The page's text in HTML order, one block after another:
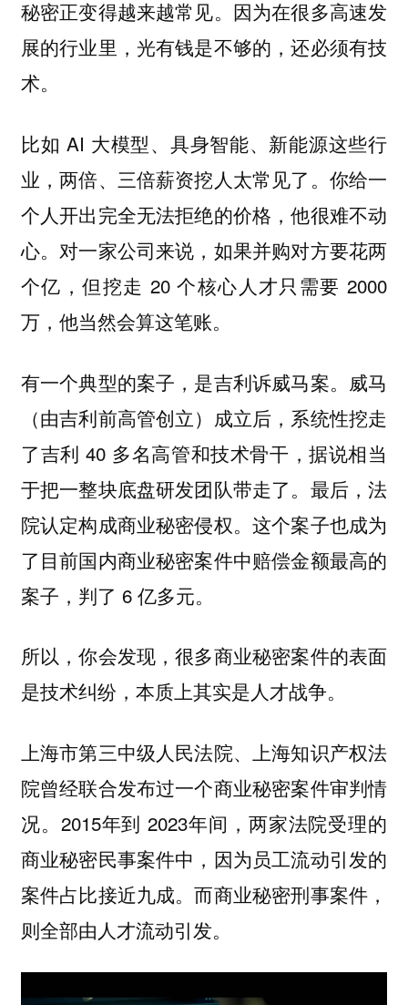
秘密正变得越来越常见。因为在很多高速发
展的行业里，光有钱是不够的，还必须有技
术。
比如 AI 大模型、具身智能、新能源这些行
业，两倍、三倍薪资挖人太常见了。你给一
个人开出完全无法拒绝的价格，他很难不动
心。对一家公司来说，如果并购对方要花两
个亿，但挖走 20 个核心人才只需要 2000
万，他当然会算这笔账。
有一个典型的案子，是吉利诉威马案。威马
（由吉利前高管创立）成立后，系统性挖走
了吉利 40 多名高管和技术骨干，据说相当
于把一整块底盘研发团队带走了。最后，法
院认定构成商业秘密侵权。这个案子也成为
了目前国内商业秘密案件中赔偿金额最高的
案子，判了 6 亿多元。
所以，你会发现，很多商业秘密案件的表面
是技术纠纷，本质上其实是人才战争。
上海市第三中级人民法院、上海知识产权法
院曾经联合发布过一个商业秘密案件审判情
况。2015年到 2023年间，两家法院受理的
商业秘密民事案件中，因为员工流动引发的
案件占比接近九成。而商业秘密刑事案件，
则全部由人才流动引发。